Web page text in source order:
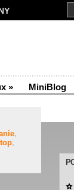
» MiniBlog
,
,